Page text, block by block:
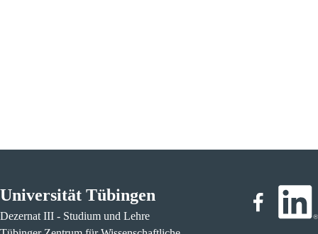
Universität Tübingen
Dezernat III - Studium und Lehre